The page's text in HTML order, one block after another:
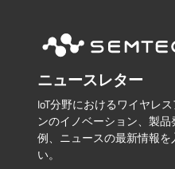
ニュースレター
IoT分野におけるワイヤレ
ンのイノベーション、製
例、ニュースの最新情報を
い。